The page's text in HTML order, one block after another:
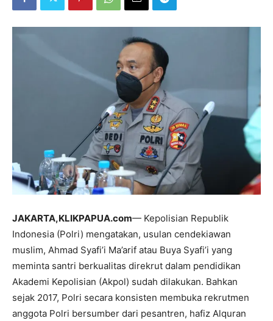
JAKARTA,KLIKPAPUA.com— Kepolisian Republik
Indonesia (Polri) mengatakan, usulan cendekiawan
muslim, Ahmad Syafi’i Ma’arif atau Buya Syafi’i yang
meminta santri berkualitas direkrut dalam pendidikan
Akademi Kepolisian (Akpol) sudah dilakukan. Bahkan
sejak 2017, Polri secara konsisten membuka rekrutmen
anggota Polri bersumber dari pesantren, hafiz Alquran